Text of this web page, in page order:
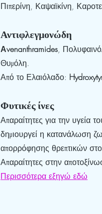
Πιπερίνη, Καψαϊκίνη,
Αντιφλεγμονώδη
Αvenanthramides,
Θυμόλη.
Από το Ελαιόλαδο:
Φυτικές ίνες
Απαραίτητες για την υγεία
δημιουργεί η κατανάλωση
απορρόφησης θρεπτικών
Απαραίτητες στην
Περισσότερα εξηγώ εδώ